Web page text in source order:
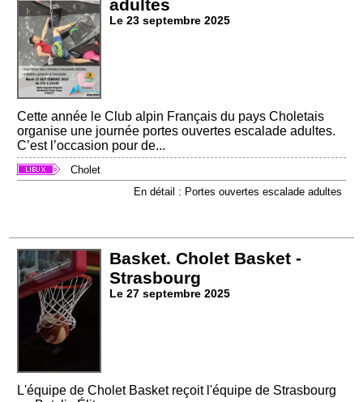
adultes
Le 23 septembre 2025
Cette année le Club alpin Français du pays Choletais
organise une journée portes ouvertes escalade adultes.
C’est l’occasion pour de...
Cholet
En détail : Portes ouvertes escalade adultes
Basket. Cholet Basket -
Strasbourg
Le 27 septembre 2025
L'équipe de Cholet Basket reçoit l'équipe de Strasbourg